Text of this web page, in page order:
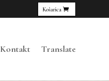
Košarica
Kontakt Translate